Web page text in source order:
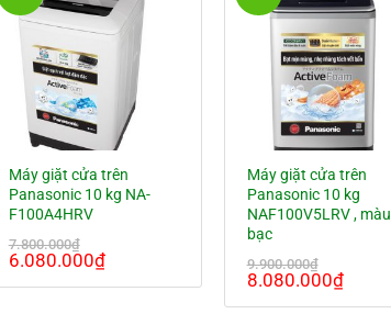
Máy giặt cửa trên
Panasonic 10 kg NA-
F100A4HRV
7.800.000₫
Giá
6.080.000₫Giá
Máy giặt cửa trên
Panasonic 10 kg
NAF100V5LRV , màu
bạc
9.900.000₫
Giá
8.080.000₫Giá